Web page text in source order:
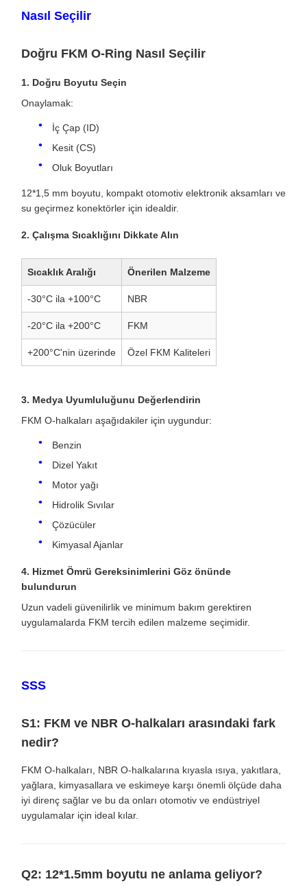
Nasıl Seçilir
Doğru FKM O-Ring Nasıl Seçilir
1. Doğru Boyutu Seçin
Onaylamak:
İç Çap (ID)
Kesit (CS)
Oluk Boyutları
12*1,5 mm boyutu, kompakt otomotiv elektronik aksamları ve
su geçirmez konektörler için idealdir.
2. Çalışma Sıcaklığını Dikkate Alın
Sıcaklık Aralığı Önerilen Malzeme
-30°C ila +100°C NBR
-20°C ila +200°C FKM
+200°C'nin üzerinde Özel FKM Kaliteleri
3. Medya Uyumluluğunu Değerlendirin
FKM O-halkaları aşağıdakiler için uygundur:
Benzin
Dizel Yakıt
Motor yağı
Hidrolik Sıvılar
Çözücüler
Kimyasal Ajanlar
4. Hizmet Ömrü Gereksinimlerini Göz önünde
bulundurun
Uzun vadeli güvenilirlik ve minimum bakım gerektiren
uygulamalarda FKM tercih edilen malzeme seçimidir.
SSS
S1: FKM ve NBR O-halkaları arasındaki fark
nedir?
FKM O-halkaları, NBR O-halkalarına kıyasla ısıya, yakıtlara,
yağlara, kimyasallara ve eskimeye karşı önemli ölçüde daha
iyi direnç sağlar ve bu da onları otomotiv ve endüstriyel
uygulamalar için ideal kılar.
Q2: 12*1.5mm boyutu ne anlama geliyor?